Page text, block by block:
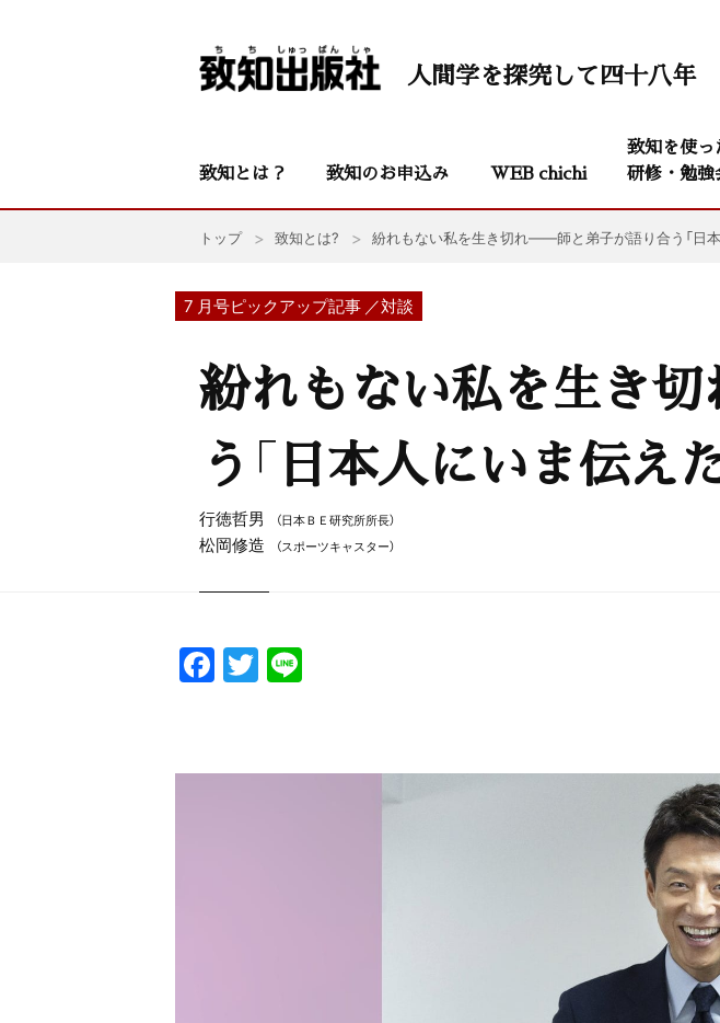
人間学を探究して四十八年
致知とは？ 致知のお申込み WEB chichi
致知を使っ
研修・勉強
トップ 致知とは? 紛れもない私を生き切れ——師と弟子が語り合う「日
7 月号ピックアップ記事 ／対談
紛れもない私を生き
う「日本人にいま伝え
行徳哲男 （日本ＢＥ研究所所長）
松岡修造 （スポーツキャスター）
F
a
e
T
w
er